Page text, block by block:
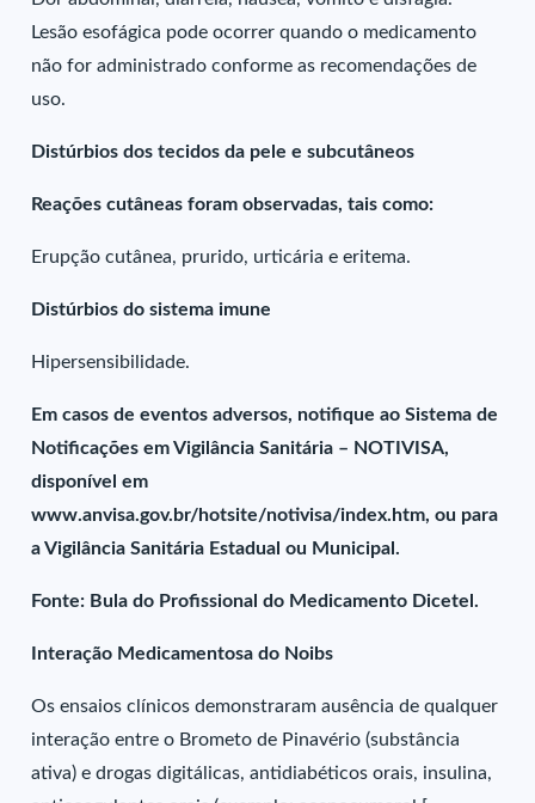
Lesão esofágica pode ocorrer quando o medicamento
não for administrado conforme as recomendações de
uso.
Distúrbios dos tecidos da pele e subcutâneos
Reações cutâneas foram observadas, tais como:
Erupção cutânea, prurido, urticária e eritema.
Distúrbios do sistema imune
Hipersensibilidade.
Em casos de eventos adversos, notifique ao Sistema de
Notificações em Vigilância Sanitária – NOTIVISA,
disponível em
www.anvisa.gov.br/hotsite/notivisa/index.htm, ou para
a Vigilância Sanitária Estadual ou Municipal.
Fonte: Bula do Profissional do Medicamento Dicetel.
Interação Medicamentosa do Noibs
Os ensaios clínicos demonstraram ausência de qualquer
interação entre o Brometo de Pinavério (substância
ativa) e drogas digitálicas, antidiabéticos orais, insulina,